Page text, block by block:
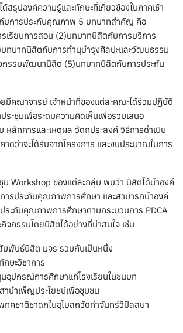
สรุปองค์ความรู้และทักษะที่เกี่ยวข้องในภาคเช้า
บการประกันคุณภาพ 5 บทบาทสำคัญ คือ
เรียนการสอน (2)บทบาทนิสิตกับการบริการ
ทบาทนิสิตกับการทำนุบำรุงศิลปะและวัฒนธรรม
รรมพัฒนานิสิต (5)บทบาทนิสิตกับการประกัน
มีคณาจารย์ เจ้าหน้าที่ของแต่ละคณะได้ร่วมปฏิบัติ
ระชุมเพื่อระดมความคิดเห็นเพื่อรวมเสนอ
หลักการและเหตุผล วัตถุประสงค์ วิธีการดำเนิน
าดว่าจะได้รับจากโครงการ และงบประมาณในการ
ม Workshop ของแต่ละกลุ่ม พบว่า นิสิตได้นำองค์
ารประกันคุณภาพการศึกษา และสามารถนำองค์
ระกันคุณภาพการศึกษาตามกระบวนการ PDCA
กิจกรรมโดยนิสิตได้อย่างที่น่าสนใจ เช่น
มพันธ์นิสิต มจร รวมกันเป็นหนึ่ง
กษะวิชาการ
อุปกรณ์การศึกษาแก่โรงเรียนในชนบท
าบำเพ็ญประโยชน์เพื่อชุมชน
ทศชาติชาดกในอุโบสถวัดท่าจันทร์วิปัสสนา